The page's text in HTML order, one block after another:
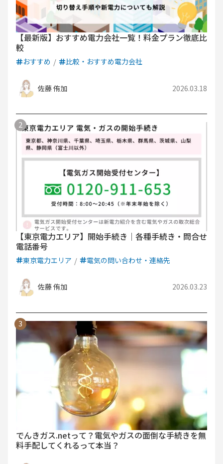
【最新版】おすすめ電力会社一覧！料金プラン徹底比
較
おすすめ 比較・おすすめ電力会社
佐藤 侑加 2026.03.18
【東京電力エリア】開始手続き｜各種手続き・問合せ
電話番号
東京電力エリア 電気の問い合わせ・連絡先
佐藤 侑加 2026.03.23
でんきガス.netって？電気やガスの面倒な手続きを無
料手配してくれるって本当？